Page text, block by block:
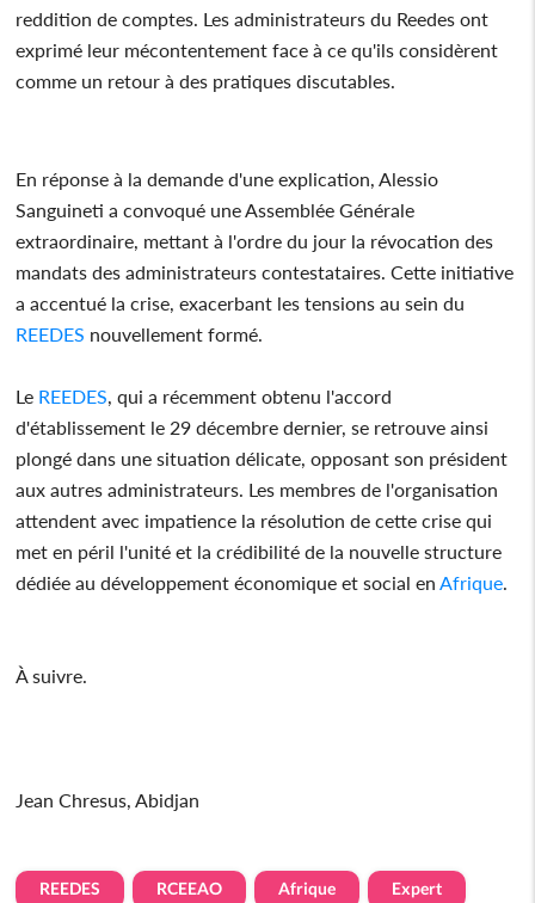
reddition de comptes. Les administrateurs du Reedes ont
exprimé leur mécontentement face à ce qu'ils considèrent
comme un retour à des pratiques discutables.
En réponse à la demande d'une explication, Alessio
Sanguineti a convoqué une Assemblée Générale
extraordinaire, mettant à l'ordre du jour la révocation des
mandats des administrateurs contestataires. Cette initiative
a accentué la crise, exacerbant les tensions au sein du
REEDES nouvellement formé.
Le REEDES , qui a récemment obtenu l'accord
d'établissement le 29 décembre dernier, se retrouve ainsi
plongé dans une situation délicate, opposant son président
aux autres administrateurs. Les membres de l'organisation
attendent avec impatience la résolution de cette crise qui
met en péril l'unité et la crédibilité de la nouvelle structure
dédiée au développement économique et social en Afrique
À suivre.
Jean Chresus, Abidjan
REEDES RCEEAO Afrique Expert